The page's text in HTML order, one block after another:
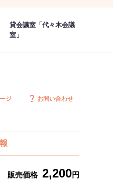
貸会議室「代々木会議
室」
ジ question_mark お問い合わせ
販売価格 2,200円